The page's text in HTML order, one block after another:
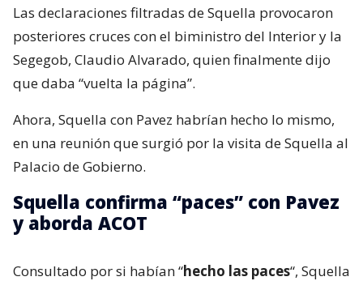
Las declaraciones filtradas de Squella provocaron
posteriores cruces con el biministro del Interior y la
Segegob, Claudio Alvarado, quien finalmente dijo
que daba “vuelta la página”.
Ahora, Squella con Pavez habrían hecho lo mismo,
en una reunión que surgió por la visita de Squella al
Palacio de Gobierno.
Squella confirma “paces” con Pavez
y aborda ACOT
Consultado por si habían “hecho las paces“, Squella